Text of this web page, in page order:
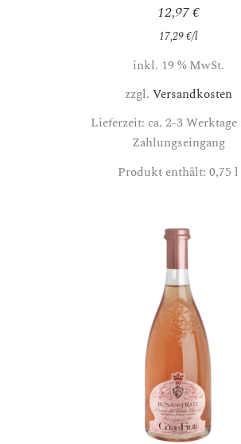
12,97€
17,29€/l
inkl. 19 % MwSt.
zzgl. Versandkosten
Lieferzeit: ca. 2-3 Werktage
Zahlungseingang
Produkt enthält: 0,75 l